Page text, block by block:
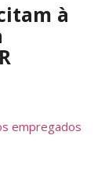
à
empregados